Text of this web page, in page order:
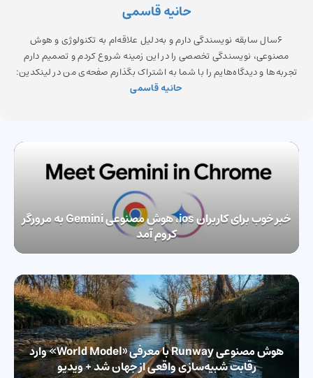
حانیه قاسمی
6سال سابقه نویسندگی دارم و به‌دلیل علاقه‌ام به تکنولوژی و هوش
مصنوعی، نویسندگی تخصصی را در این زمینه شروع کردم و تصمیم دارم
تجربه‌ها و دیدگاه‌هایم را با شما به اشتراک بگذارم صفحه‌ی من در لینکدین:
حانیه قاسمی
خبر خوب برای کاربران ios، هوش مصنوعی Gemini به مرورگر
کروم آمد
هوش مصنوعی Runway با معرفی «World Model» وارد
رقابت شبیه‌سازی واقعی از جهان شد + ویدیو